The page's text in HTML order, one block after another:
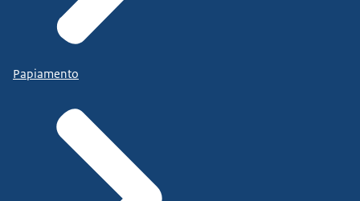
Papiamento